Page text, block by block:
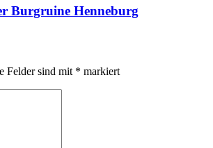
Burgruine Henneburg
Felder sind mit * markiert